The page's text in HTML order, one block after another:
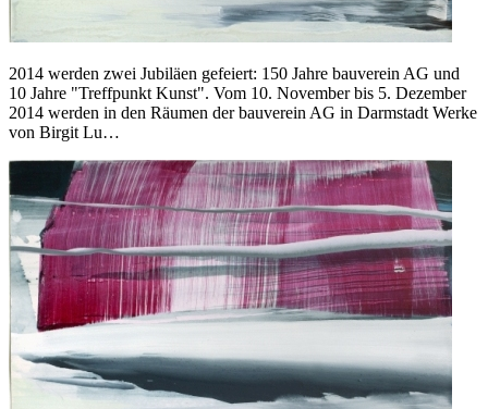
2014 werden zwei Jubiläen gefeiert: 150 Jahre bauverein AG und
10 Jahre "Treffpunkt Kunst". Vom 10. November bis 5. Dezember
2014 werden in den Räumen der bauverein AG in Darmstadt Werke
von Birgit Lu…